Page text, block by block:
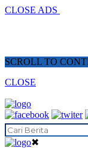
CLOSE ADS
SCROLL TO
CLOSE
✖